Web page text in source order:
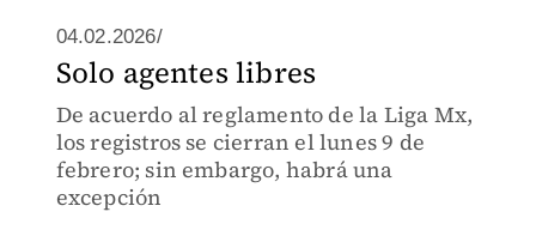
04.02.2026/
Solo agentes libres
De acuerdo al reglamento de la Liga Mx,
los registros se cierran el lunes 9 de
febrero; sin embargo, habrá una
excepción